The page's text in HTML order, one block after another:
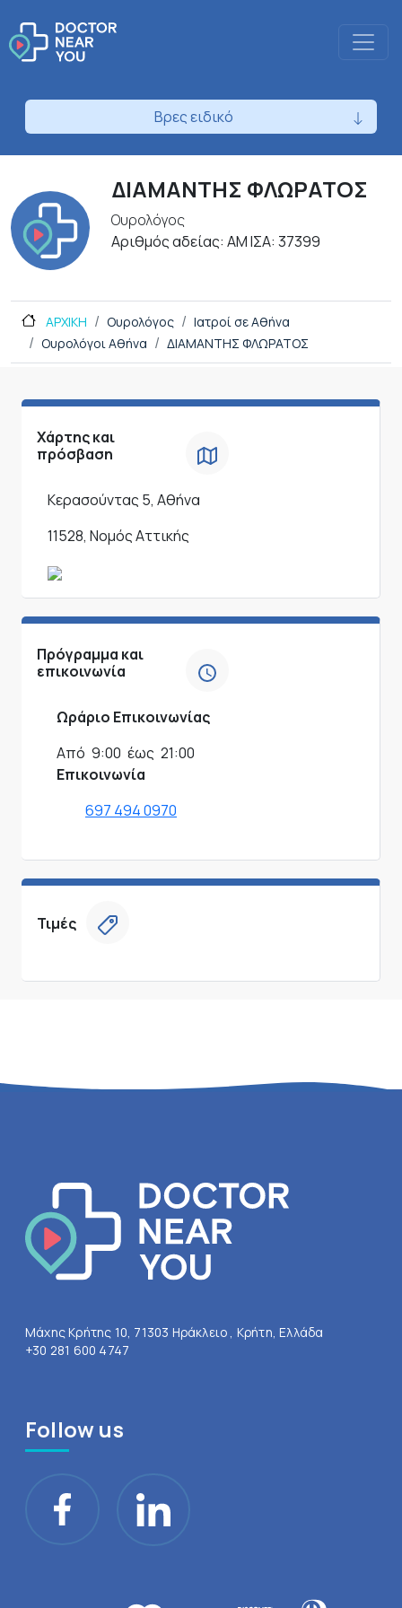
Βρες ειδικό
ΔΙΑΜΑΝΤΗΣ ΦΛΩΡΑΤΟΣ
Ουρολόγος
Αριθμός αδείας: ΑΜ ΙΣΑ: 37399
ΑΡΧΙΚΗ Ουρολόγος
Ιατροί σε Αθήνα
Ουρολόγοι Αθήνα
ΔΙΑΜΑΝΤΗΣ ΦΛΩΡΑΤΟΣ
Χάρτης και
πρόσβαση
Κερασούντας 5, Αθήνα
11528, Νομός Αττικής
Πρόγραμμα και
επικοινωνία
Ωράριο Επικοινωνίας
Από 9:00 έως 21:00
Επικοινωνία
697 494 0970
Τιμές
Μάχης Κρήτης 10, 71303 Ηράκλειο , Κρήτη, Ελλάδα
+30 281 600 4747
Follow us